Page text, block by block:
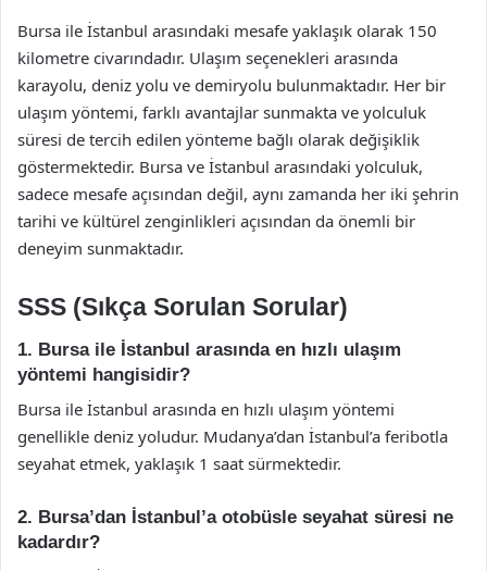
Bursa ile İstanbul arasındaki mesafe yaklaşık olarak 150
kilometre civarındadır. Ulaşım seçenekleri arasında
karayolu, deniz yolu ve demiryolu bulunmaktadır. Her bir
ulaşım yöntemi, farklı avantajlar sunmakta ve yolculuk
süresi de tercih edilen yönteme bağlı olarak değişiklik
göstermektedir. Bursa ve İstanbul arasındaki yolculuk,
sadece mesafe açısından değil, aynı zamanda her iki şehrin
tarihi ve kültürel zenginlikleri açısından da önemli bir
deneyim sunmaktadır.
SSS (Sıkça Sorulan Sorular)
1. Bursa ile İstanbul arasında en hızlı ulaşım
yöntemi hangisidir?
Bursa ile İstanbul arasında en hızlı ulaşım yöntemi
genellikle deniz yoludur. Mudanya’dan İstanbul’a feribotla
seyahat etmek, yaklaşık 1 saat sürmektedir.
2. Bursa’dan İstanbul’a otobüsle seyahat süresi ne
kadardır?